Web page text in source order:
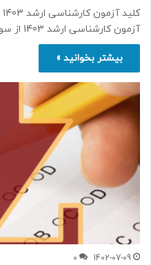
آزمون کارشناسی ارشد 1403 از سوی سازمان سنجش…
بیشتر بخوانید »
1402-07-09
0